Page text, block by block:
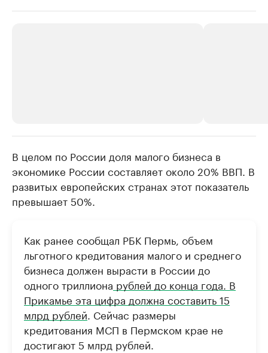
Крупные организации в
нефтегазовой промышленности
Найдите и проверьте данные в каталоге
В целом по России доля малого бизнеса в
экономике России составляет около 20% ВВП. В
развитых европейских странах этот показатель
превышает 50%.
Как ранее сообщал РБК Пермь, объем
льготного кредитования малого и среднего
бизнеса должен вырасти в России до
одного триллиона рублей до конца года. В
Прикамье эта цифра должна составить 15
млрд рублей. Сейчас размеры
кредитования МСП в Пермском крае не
достигают 5 млрд рублей.